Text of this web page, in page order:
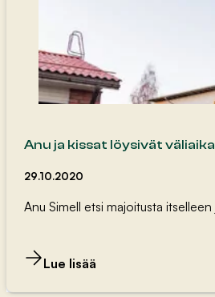
Anu ja kissat löysivät
29.10.2020
Anu Simell etsi majoitusta
Lue lisää